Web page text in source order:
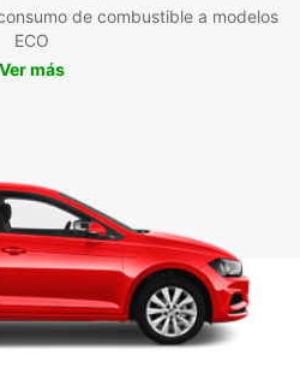
de combustible a modelos
ECO
Ver más